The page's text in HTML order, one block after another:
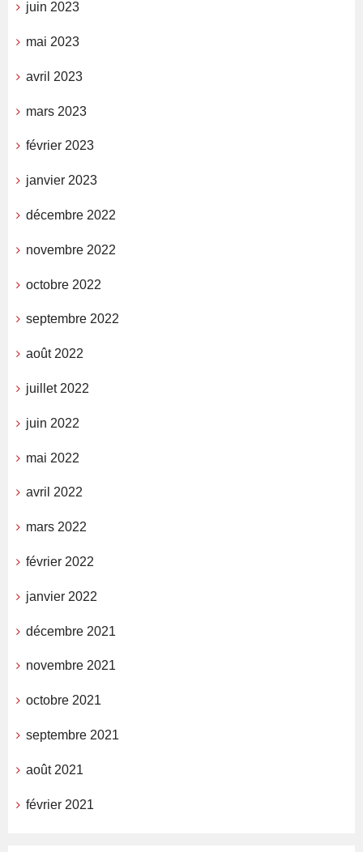
juin 2023
mai 2023
avril 2023
mars 2023
février 2023
janvier 2023
décembre 2022
novembre 2022
octobre 2022
septembre 2022
août 2022
juillet 2022
juin 2022
mai 2022
avril 2022
mars 2022
février 2022
janvier 2022
décembre 2021
novembre 2021
octobre 2021
septembre 2021
août 2021
février 2021